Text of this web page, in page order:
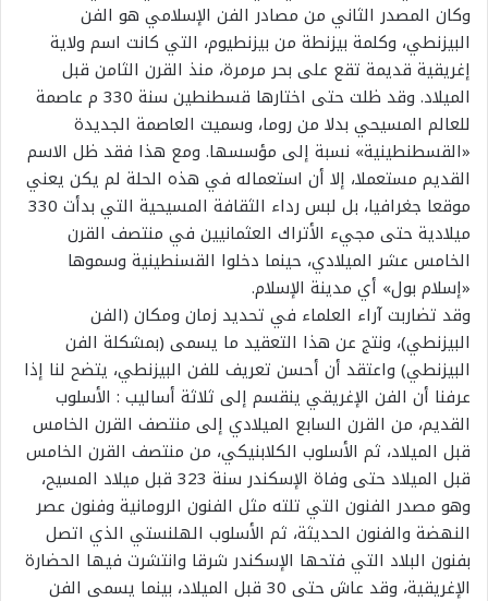
وكان المصدر الثاني من مصادر الفن الإسلامي هو الفن
البيزنطي، وكلمة بيزنطة من بيزنطيوم، التي كانت اسم ولاية
إغريقية قديمة تقع على بحر مرمرة، منذ القرن الثامن قبل
الميلاد. وقد ظلت حتى اختارها قسطنطين سنة 330 م عاصمة
للعالم المسيحي بدلا من روما، وسميت العاصمة الجديدة
«القسطنطينية» نسبة إلى مؤسسها. ومع هذا فقد ظل الاسم
القديم مستعملا، إلا أن استعماله في هذه الحلة لم يكن يعني
موقعا جغرافيا، بل لبس رداء الثقافة المسيحية التي بدأت 330
ميلادية حتى مجيء الأتراك العثمانيين في منتصف القرن
الخامس عشر الميلادي، حينما دخلوا القسنطينية وسموها
«إسلام بول» أي مدينة الإسلام.
وقد تضاربت آراء العلماء في تحديد زمان ومكان (الفن
البيزنطي)، ونتج عن هذا التعقيد ما يسمى (بمشكلة الفن
البيزنطي) واعتقد أن أحسن تعريف للفن البيزنطي، يتضح لنا إذا
عرفنا أن الفن الإغريقي ينقسم إلى ثلاثة أساليب : الأسلوب
القديم، من القرن السابع الميلادي إلى منتصف القرن الخامس
قبل الميلاد، ثم الأسلوب الكلابنيكي، من منتصف القرن الخامس
قبل الميلاد حتى وفاة الإسكندر سنة 323 قبل ميلاد المسيح،
وهو مصدر الفنون التي تلته مثل الفنون الرومانية وفنون عصر
النهضة والفنون الحديثة، ثم الأسلوب الهلنستي الذي اتصل
بفنون البلاد التي فتحها الإسكندر شرقا وانتشرت فيها الحضارة
الإغريقية، وقد عاش حتى 30 قبل الميلاد، بينما يسمى الفن